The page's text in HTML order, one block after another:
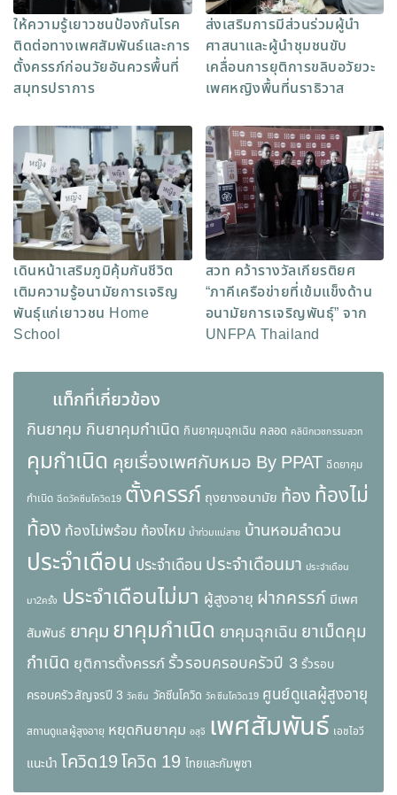
ให้ความรู้เยาวชนป้องกันโรค
ติดต่อทางเพศสัมพันธ์และการ
ตั้งครรภ์ก่อนวัยอันควรพื้นที่
สมุทรปราการ
ส่งเสริมการมีส่วนร่วมผู้นำ
ศาสนาและผู้นำชุมชนขับ
เคลื่อนการยุติการขลิบอวัยวะ
เพศหญิงพื้นที่นราธิวาส
เดินหน้าเสริมภูมิคุ้มกันชีวิต
เติมความรู้อนามัยการเจริญ
พันธุ์แก่เยาวชน Home
School
สวท คว้ารางวัลเกียรติยศ
“ภาคีเครือข่ายที่เข้มแข็งด้าน
อนามัยการเจริญพันธุ์” จาก
UNFPA Thailand
แท็กที่เกี่ยวข้อง
กินยาคุม กินยาคุมกำเนิด กินยาคุมฉุกเฉิน คลอด คลินิกเวชกรรมสวท
คุมกำเนิด คุยเรื่องเพศกับหมอ By PPAT ฉีดยาคุม
กำเนิด ฉีดวัคซีนโควิด19 ตั้งครรภ์ ถุงยางอนามัย ท้อง ท้องไม่
ท้อง ท้องไม่พร้อม ท้องไหม น้ำท่วมแม่สาย บ้านหอมลำดวน
ประจำเดือน ประจำเดือน ประจำเดือนมา ประจำเดือน
มา2ครั้ง ประจำเดือนไม่มา ผู้สูงอายุ ฝากครรภ์ มีเพศ
สัมพันธ์ ยาคุมยาคุมกำเนิด ยาคุมฉุกเฉิน ยาเม็ดคุม
กำเนิด ยุติการตั้งครรภ์ รั้วรอบครอบครัวปี 3 รั้วรอบ
ครอบครัวสัญจรปี 3 วัคซีน วัคซีนโควิด วัคซีนโควิด19 ศูนย์ดูแลผู้สูงอายุ
สถานดูแลผู้สูงอายุ หยุดกินยาคุม อสุจิ เพศสัมพันธ์ เอชไอวี
แนะนำ โควิด19โควิด 19 ไทยและกัมพูชา